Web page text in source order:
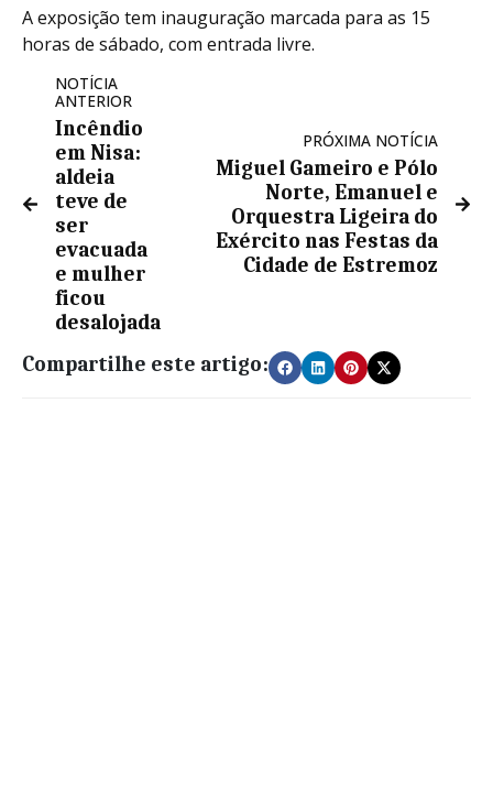
A exposição tem inauguração marcada para as 15
horas de sábado, com entrada livre.
NOTÍCIA
ANTERIOR
Incêndio
em Nisa:
aldeia
teve de
ser
evacuada
e mulher
ficou
desalojada
PRÓXIMA NOTÍCIA
Miguel Gameiro e Pólo
Norte, Emanuel e
Orquestra Ligeira do
Exército nas Festas da
Cidade de Estremoz
Compartilhe este artigo: